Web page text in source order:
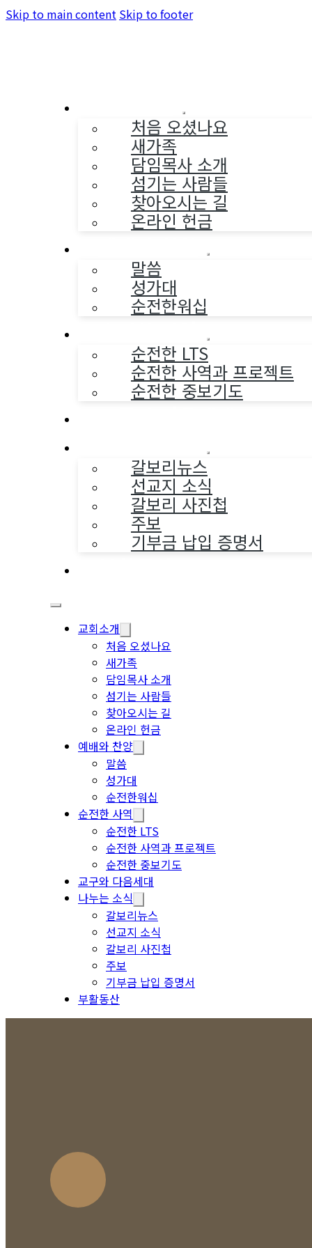
Skip to main content Skip to footer
처음 오셨나요
새가족
담임목사 소개
섬기는 사람들
찾아오시는 길
온라인 헌금
말씀
성가대
순전한워십
순전한 LTS
순전한 사역과 프로젝트
순전한 중보기도
갈보리뉴스
선교지 소식
갈보리 사진첩
주보
기부금 납입 증명서
교회소개
처음 오셨나요
새가족
담임목사 소개
섬기는 사람들
찾아오시는 길
온라인 헌금
예배와 찬양
말씀
성가대
순전한워십
순전한 사역
순전한 LTS
순전한 사역과 프로젝트
순전한 중보기도
교구와 다음세대
나누는 소식
갈보리뉴스
선교지 소식
갈보리 사진첩
주보
기부금 납입 증명서
부활동산